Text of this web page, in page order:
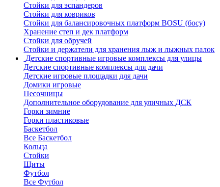
Стойки для эспандеров
Стойки для ковриков
Стойки для балансировочных платформ BOSU (босу)
Хранение степ и дек платформ
Стойки для обручей
Стойки и держатели для хранения лыж и лыжных палок
Детские спортивные игровые комплексы для улицы
Детские спортивные комплексы для дачи
Детские игровые площадки для дачи
Домики игровые
Песочницы
Дополнительное оборудование для уличных ДСК
Горки зимние
Горки пластиковые
Баскетбол
Все Баскетбол
Кольца
Стойки
Щиты
Футбол
Все Футбол